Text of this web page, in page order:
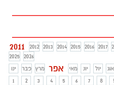
2011 2012 2013 2014 2015 2016 2017
2025
2026
ינו
פבר מרץ אפר מאי יונ יול אוג
1
2 3 4 5 6 7 8